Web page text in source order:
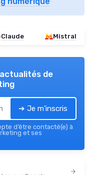
Claude Mistral
de
➔ Je m'inscris
d’être contacté(e) à
et ses